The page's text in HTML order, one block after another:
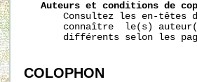
Auteurs et conditions de
Consultez les en-têtes
connaître  le(s)
différents selon les
COLOPHON